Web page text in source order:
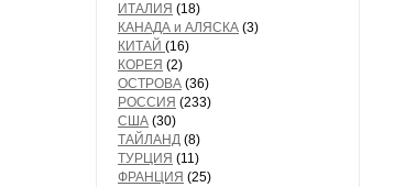
ИТАЛИЯ (18)
КАНАДА и АЛЯСКА (3)
КИТАЙ (16)
КОРЕЯ (2)
ОСТРОВА (36)
РОССИЯ (233)
США (30)
ТАЙЛАНД (8)
ТУРЦИЯ (11)
ФРАНЦИЯ (25)